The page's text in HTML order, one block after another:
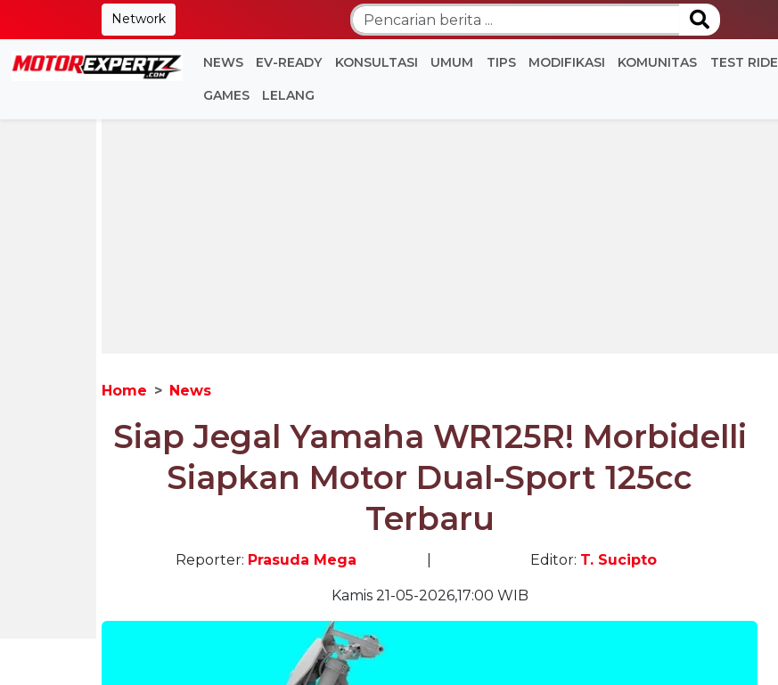
Network
NEWS EV-READY KONSULTASI UMUM TIPS MODIFIKASI KOMUNITAS TEST RIDE
GAMES LELANG
Home News
Siap Jegal Yamaha WR125R! Morbidelli
Siapkan Motor Dual-Sport 125cc
Terbaru
Reporter: Prasuda Mega Editor: T. Sucipto
Kamis 21-05-2026,17:00 WIB